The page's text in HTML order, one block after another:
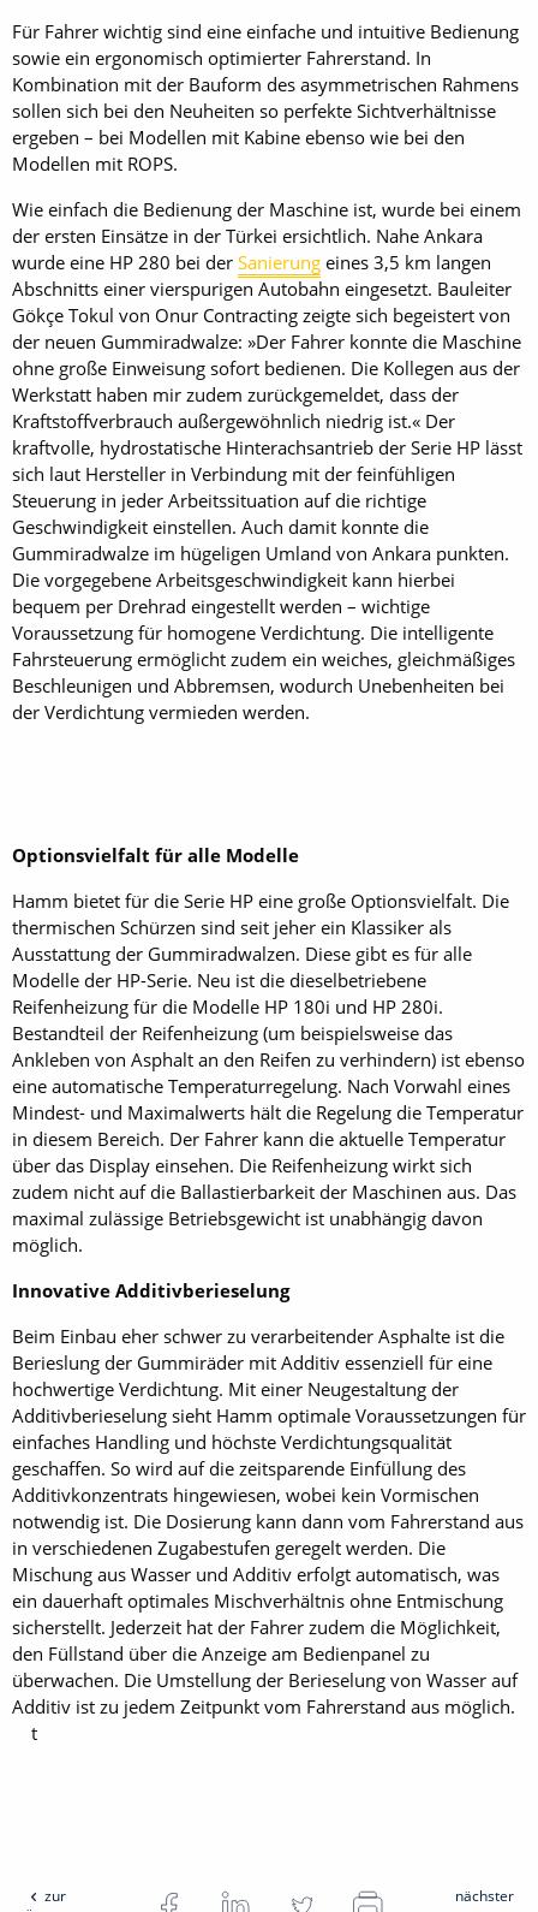
Für Fahrer wichtig sind eine einfache und intuitive Bedienung
sowie ein ergonomisch optimierter Fahrerstand. In
Kombination mit der Bauform des asymmetrischen Rahmens
sollen sich bei den Neuheiten so perfekte Sichtverhältnisse
ergeben – bei Modellen mit Kabine ebenso wie bei den
Modellen mit ROPS.
Wie einfach die Bedienung der Maschine ist, wurde bei einem
der ersten Einsätze in der Türkei ersichtlich. Nahe Ankara
wurde eine HP 280 bei der Sanierung eines 3,5 km langen
Abschnitts einer vierspurigen Autobahn eingesetzt. Bauleiter
Gökçe Tokul von Onur Contracting zeigte sich begeistert von
der neuen Gummiradwalze: »Der Fahrer konnte die Maschine
ohne große Einweisung sofort bedienen. Die Kollegen aus der
Werkstatt haben mir zudem zurückgemeldet, dass der
Kraftstoffverbrauch außergewöhnlich niedrig ist.« Der
kraftvolle, hydrostatische Hinterachsantrieb der Serie HP lässt
sich laut Hersteller in Verbindung mit der feinfühligen
Steuerung in jeder Arbeitssituation auf die richtige
Geschwindigkeit einstellen. Auch damit konnte die
Gummiradwalze im hügeligen Umland von Ankara punkten.
Die vorgegebene Arbeitsgeschwindigkeit kann hierbei
bequem per Drehrad eingestellt werden – wichtige
Voraussetzung für homogene Verdichtung. Die intelligente
Fahrsteuerung ermöglicht zudem ein weiches, gleichmäßiges
Beschleunigen und Abbremsen, wodurch Unebenheiten bei
der Verdichtung vermieden werden.
Optionsvielfalt für alle Modelle
Hamm bietet für die Serie HP eine große Optionsvielfalt. Die
thermischen Schürzen sind seit jeher ein Klassiker als
Ausstattung der Gummiradwalzen. Diese gibt es für alle
Modelle der HP-Serie. Neu ist die dieselbetriebene
Reifenheizung für die Modelle HP 180i und HP 280i.
Bestandteil der Reifenheizung (um beispielsweise das
Ankleben von Asphalt an den Reifen zu verhindern) ist ebenso
eine automatische Temperaturregelung. Nach Vorwahl eines
Mindest- und Maximalwerts hält die Regelung die Temperatur
in diesem Bereich. Der Fahrer kann die aktuelle Temperatur
über das Display einsehen. Die Reifenheizung wirkt sich
zudem nicht auf die Ballastierbarkeit der Maschinen aus. Das
maximal zulässige Betriebsgewicht ist unabhängig davon
möglich.
Innovative Additivberieselung
Beim Einbau eher schwer zu verarbeitender Asphalte ist die
Berieslung der Gummiräder mit Additiv essenziell für eine
hochwertige Verdichtung. Mit einer Neugestaltung der
Additivberieselung sieht Hamm optimale Voraussetzungen für
einfaches Handling und höchste Verdichtungsqualität
geschaffen. So wird auf die zeitsparende Einfüllung des
Additivkonzentrats hingewiesen, wobei kein Vormischen
notwendig ist. Die Dosierung kann dann vom Fahrerstand aus
in verschiedenen Zugabestufen geregelt werden. Die
Mischung aus Wasser und Additiv erfolgt automatisch, was
ein dauerhaft optimales Mischverhältnis ohne Entmischung
sicherstellt. Jederzeit hat der Fahrer zudem die Möglichkeit,
den Füllstand über die Anzeige am Bedienpanel zu
überwachen. Die Umstellung der Berieselung von Wasser auf
Additiv ist zu jedem Zeitpunkt vom Fahrerstand aus möglich.
t
zur
nächster